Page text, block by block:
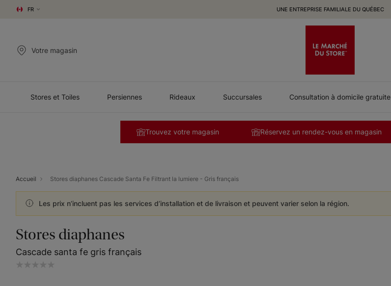
FR UNE ENTREPRISE FAMILIALE DU QUÉBEC
Votre magasin
Stores et Toiles Persiennes Rideaux Succursales Consultation à domicile gratuite
Trouvez votre magasin Réservez un rendez-vous en magasin
Accueil Stores diaphanes Cascade Santa Fe Filtrant la lumiere - Gris français
Les prix n’incluent pas les services d’installation et de livraison et peuvent varier selon la région.
Stores diaphanes
Cascade santa fe gris français